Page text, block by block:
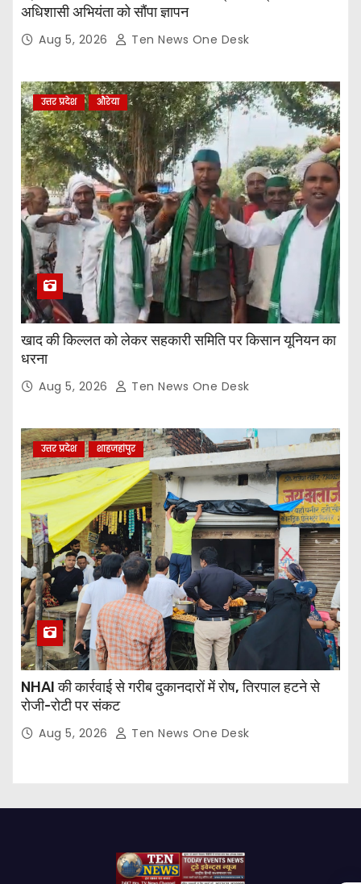
अधिशासी अभियंता को सौंपा ज्ञापन
Aug 5, 2026 Ten News One Desk
उत्तर प्रदेश औरेया
खाद की किल्लत को लेकर सहकारी समिति पर किसान यूनियन का
धरना
Aug 5, 2026 Ten News One Desk
उत्तर प्रदेश शाहजहांपुर
NHAI की कार्रवाई से गरीब दुकानदारों में रोष, तिरपाल हटने से
रोजी-रोटी पर संकट
Aug 5, 2026 Ten News One Desk